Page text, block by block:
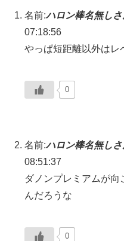
名前:ハロン棒名無しさ
07:18:56
やっぱ短距離以外はレ
0
名前:ハロン棒名無しさ
08:51:37
ダノンプレミアムが向
んだろうな
0